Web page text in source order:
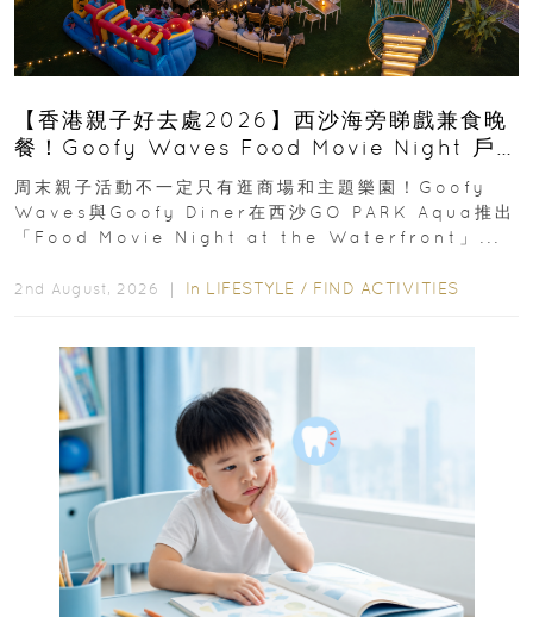
【香港親子好去處2026】西沙海旁睇戲兼食晚
餐！Goofy Waves Food Movie Night 戶
外影院逢週末登場
周末親子活動不一定只有逛商場和主題樂園！Goofy
Waves與Goofy Diner在西沙GO PARK Aqua推出
「Food Movie Night at the Waterfront」...
2nd August, 2026 ｜ In LIFESTYLE / FIND ACTIVITIES